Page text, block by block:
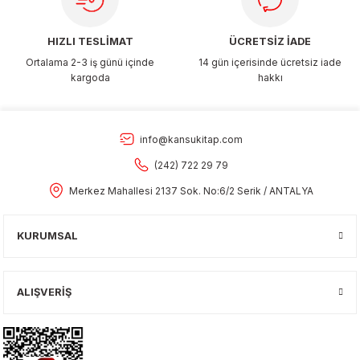
HIZLI TESLİMAT
Ortalama 2-3 iş günü içinde
kargoda
ÜCRETSİZ İADE
14 gün içerisinde ücretsiz iade
hakkı
info@kansukitap.com
(242) 722 29 79
Merkez Mahallesi 2137 Sok. No:6/2 Serik / ANTALYA
KURUMSAL
ALIŞVERİŞ